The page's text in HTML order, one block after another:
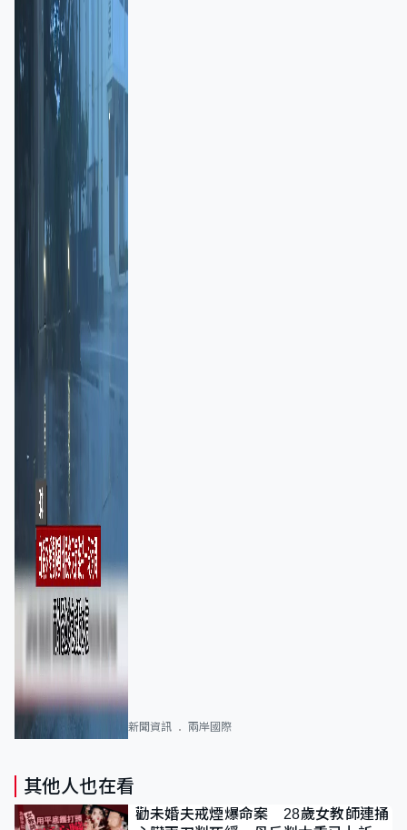
新聞資訊 兩岸國際
其他人也在看
勸未婚夫戒煙爆命案 28歲女教師連捅